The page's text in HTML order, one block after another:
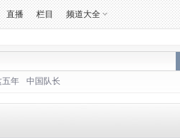
直播 栏目 频道大全
五年 中国队长